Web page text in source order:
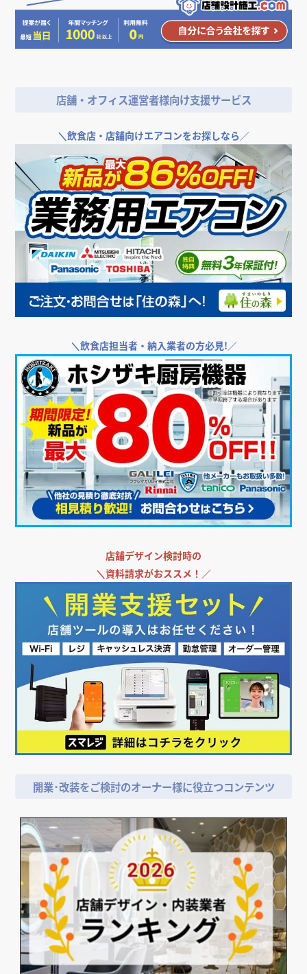
店舗・オフィス運営者様向け支援サービス
＼飲食店・店舗向けエアコンをお探しなら／
＼飲食店担当者・納入業者の方必見!／
店舗デザイン検討時の
＼資料請求がおススメ！／
開業･改装をご検討のオーナー様に役立つコンテンツ